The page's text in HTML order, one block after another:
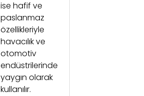
ise hafif ve
paslanmaz
özellikleriyle
havacılık ve
otomotiv
endüstrilerinde
yaygın olarak
kullanılır.